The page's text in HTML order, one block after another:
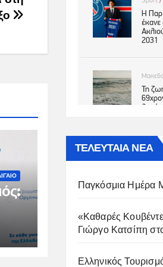
ΤΕΛΕΥΤΑΙΑ ΝΕΑ
Παγκόσμια Ημέρα
«Καθαρές
Γιώργο Κατσίπη
Ελληνικός